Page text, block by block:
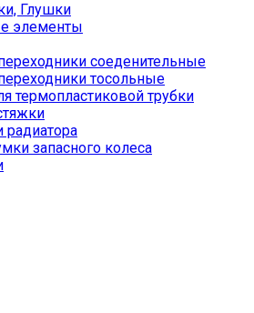
Глушки
элементы
соеденительные
тосольные
термопластиковой трубки
радиатора
запасного колеса